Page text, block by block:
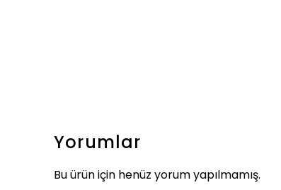
Yorumlar
Bu ürün için henüz yorum yapılmamış.